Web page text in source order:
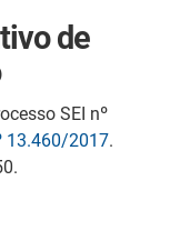
de
SEI nº
13.460/2017.